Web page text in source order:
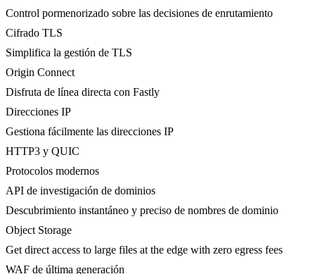
Control pormenorizado sobre las decisiones de enrutamiento
Cifrado TLS
Simplifica la gestión de TLS
Origin Connect
Disfruta de línea directa con Fastly
Direcciones IP
Gestiona fácilmente las direcciones IP
HTTP3 y QUIC
Protocolos modernos
API de investigación de dominios
Descubrimiento instantáneo y preciso de nombres de dominio
Object Storage
Get direct access to large files at the edge with zero egress fees
WAF de última generación